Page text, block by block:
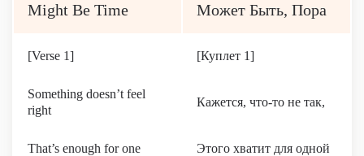
Might Be Time
Может Быть, Пора
[Verse 1] [Куплет 1]
Something doesn’t feel
right
Кажется, что-то не так,
That’s enough for one
Этого хватит для одной